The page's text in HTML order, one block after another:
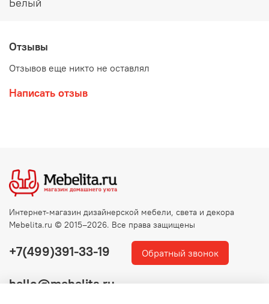
Отзывы
Отзывов еще никто не оставлял
Написать отзыв
+7(499)391-33-19 Обратный звонок
hello@mebelita.ru
Интернет-магазин дизайнерской мебели, света и декора
Mebelita.ru © 2015–2026. Все права защищены